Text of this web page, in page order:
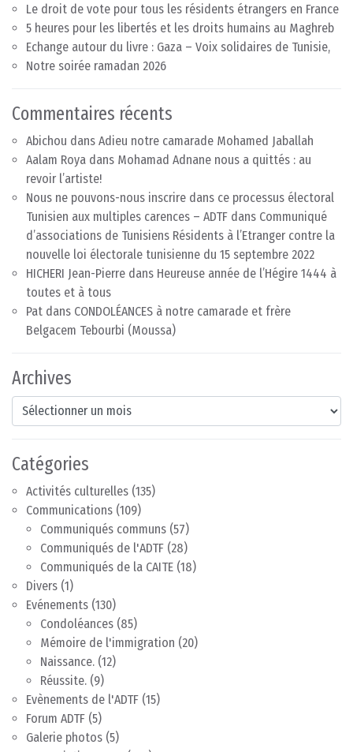
Le droit de vote pour tous les résidents étrangers en France
5 heures pour les libertés et les droits humains au Maghreb
Echange autour du livre : Gaza – Voix solidaires de Tunisie,
Notre soirée ramadan 2026
Commentaires récents
Abichou dans Adieu notre camarade Mohamed Jaballah
Aalam Roya dans Mohamad Adnane nous a quittés : au
revoir l’artiste!
Nous ne pouvons-nous inscrire dans ce processus électoral
Tunisien aux multiples carences – ADTF dans Communiqué
d’associations de Tunisiens Résidents à l’Etranger contre la
nouvelle loi électorale tunisienne du 15 septembre 2022
HICHERI Jean-Pierre dans Heureuse année de l’Hégire 1444 à
toutes et à tous
Pat dans CONDOLÉANCES à notre camarade et frère
Belgacem Tebourbi (Moussa)
Archives
Archives
Catégories
Activités culturelles (135)
Communications (109)
Communiqués communs (57)
Communiqués de l'ADTF (28)
Communiqués de la CAITE (18)
Divers (1)
Evénements (130)
Condoléances (85)
Mémoire de l'immigration (20)
Naissance. (12)
Réussite. (9)
Evènements de l'ADTF (15)
Forum ADTF (5)
Galerie photos (5)